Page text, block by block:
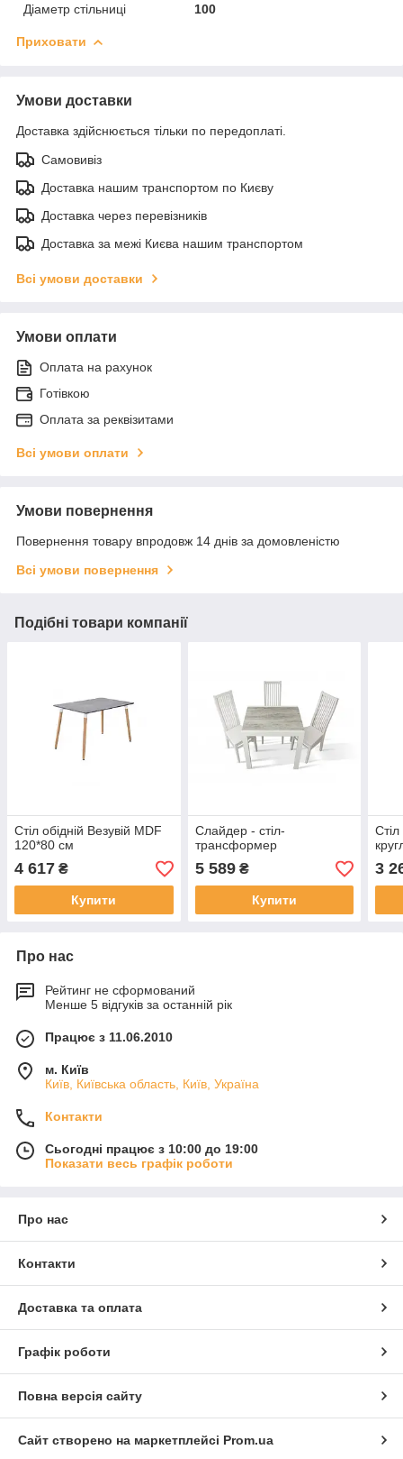
Діаметр стільниці
100
Приховати
Умови доставки
Доставка здійснюється тільки по передоплаті.
Самовивіз
Доставка нашим транспортом по Києву
Доставка через перевізників
Доставка за межі Києва нашим транспортом
Всі умови доставки
Умови оплати
Оплата на рахунок
Готівкою
Оплата за реквізитами
Всі умови оплати
Умови повернення
Повернення товару впродовж 14 днів за домовленістю
Всі умови повернення
Подібні товари компанії
Стіл обідній Везувій MDF
120*80 см
4 617 ₴
Купити
Слайдер - стіл-
трансформер
5 589₴
Купити
3
Про нас
Рейтинг не сформований
Менше 5 відгуків за останній рік
Працює з 11.06.2010
м. Київ
Київ, Київська область, Київ, Україна
Контакти
Сьогодні працює з 10:00 до 19:00
Показати весь графік роботи
Про нас
Контакти
Доставка та оплата
Графік роботи
Повна версія сайту
Сайт створено на маркетплейсі Prom.ua